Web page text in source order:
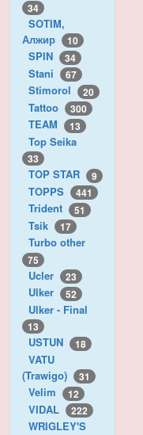
34
SOTIM,
Алжир
10
SPIN 34
Stani 67
Stimorol 20
Tattoo 300
TEAM 13
Top Seika
33
TOP STAR 9
TOPPS 441
Trident 51
Tsik 17
Turbo other
75
Ucler 23
Ulker 52
Ulker - Final
13
USTUN 18
VATU
(Trawigo)
31
Velim 12
VIDAL 222
WRIGLEY'S